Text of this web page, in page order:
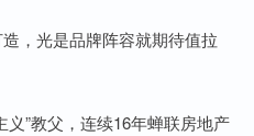
，光是品牌阵容就期待值拉
”教父，连续16年蝉联房地产